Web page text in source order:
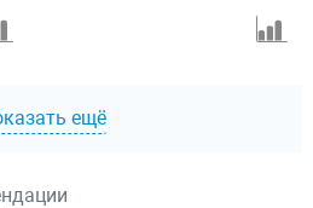
ещё